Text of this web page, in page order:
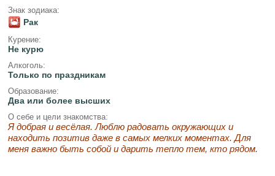
Знак зодиака:
Рак
Курение:
Не курю
Алкоголь:
Только по праздникам
Образование:
Два или более высших
О себе и цели знакомства:
Я добрая и весёлая. Люблю радовать окружающих и
находить позитив даже в самых мелких моментах. Для
меня важно быть собой и дарить тепло тем, кто рядом.